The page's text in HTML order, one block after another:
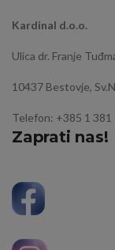
Kardinal d.o.o.
Ulica dr. Franje
10437 Bestovje,
Telefon: +385 1 381
Zaprati nas!